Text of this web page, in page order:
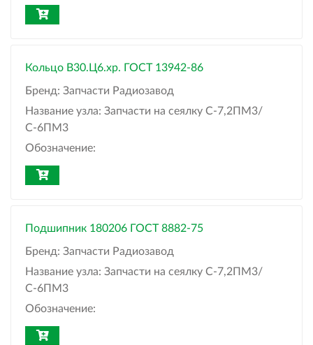
Кольцо B30.Ц6.хр. ГОСТ 13942-86
Бренд: Запчасти Радиозавод
Название узла: Запчасти на сеялку С-7,2ПМ3/
С-6ПМ3
Обозначение:
Подшипник 180206 ГОСТ 8882-75
Бренд: Запчасти Радиозавод
Название узла: Запчасти на сеялку С-7,2ПМ3/
С-6ПМ3
Обозначение: